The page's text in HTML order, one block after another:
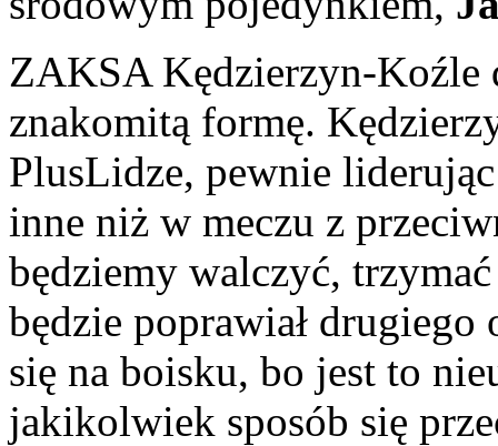
ZAKSA Kędzierzyn-Koźle
znakomitą formę.
PlusLidze, pewnie
inne niż w meczu z
będziemy walczyć,
będzie poprawiał drugiego
się na boisku, bo jest to
jakikolwiek sposób się